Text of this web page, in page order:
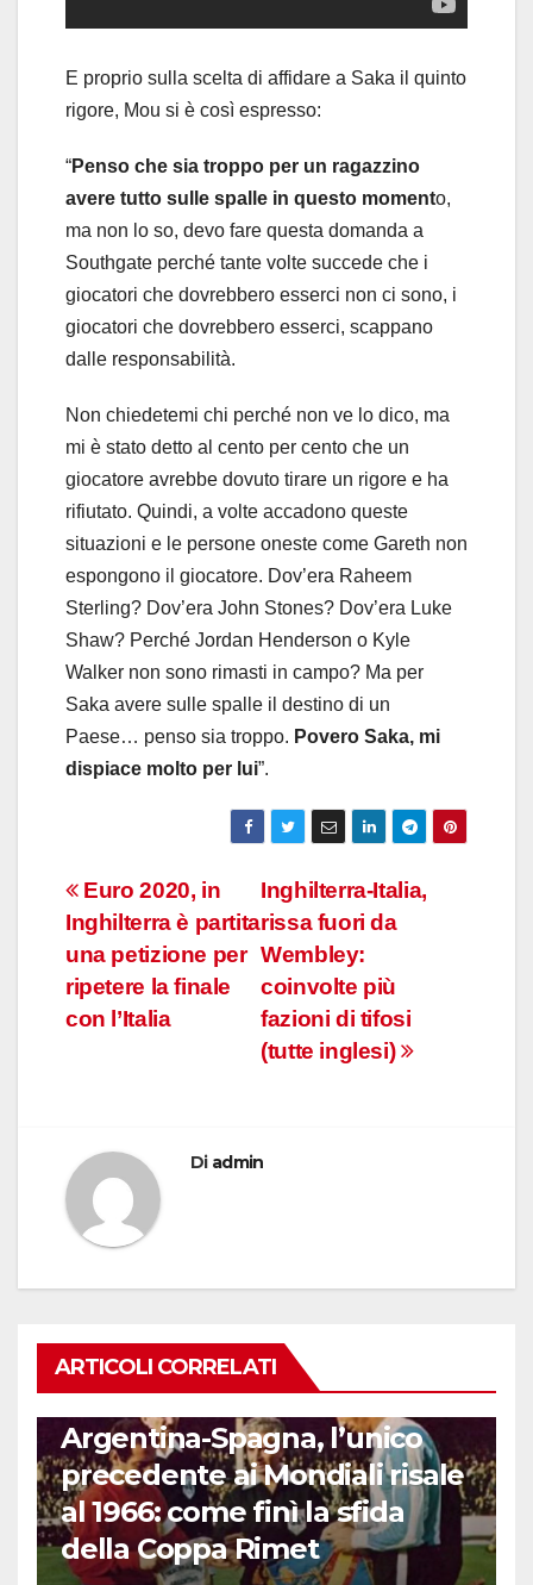
E proprio sulla scelta di affidare a Saka il quinto
rigore, Mou si è così espresso:
“Penso che sia troppo per un ragazzino
avere tutto sulle spalle in questo momento,
ma non lo so, devo fare questa domanda a
Southgate perché tante volte succede che i
giocatori che dovrebbero esserci non ci sono, i
giocatori che dovrebbero esserci, scappano
dalle responsabilità.
Non chiedetemi chi perché non ve lo dico, ma
mi è stato detto al cento per cento che un
giocatore avrebbe dovuto tirare un rigore e ha
rifiutato. Quindi, a volte accadono queste
situazioni e le persone oneste come Gareth non
espongono il giocatore. Dov’era Raheem
Sterling? Dov’era John Stones? Dov’era Luke
Shaw? Perché Jordan Henderson o Kyle
Walker non sono rimasti in campo? Ma per
Saka avere sulle spalle il destino di un
Paese… penso sia troppo. Povero Saka, mi
dispiace molto per lui”.
Navigazione
articoli
Inghilterra-Italia,
rissa fuori da
Wembley:
coinvolte più
fazioni di tifosi
(tutte inglesi)
Euro 2020, in
Inghilterra è partita
una petizione per
ripetere la finale
con l’Italia
Di admin
ARTICOLI CORRELATI
Argentina-Spagna, l’unico
precedente ai Mondiali risale
al 1966: come finì la sfida
della Coppa Rimet